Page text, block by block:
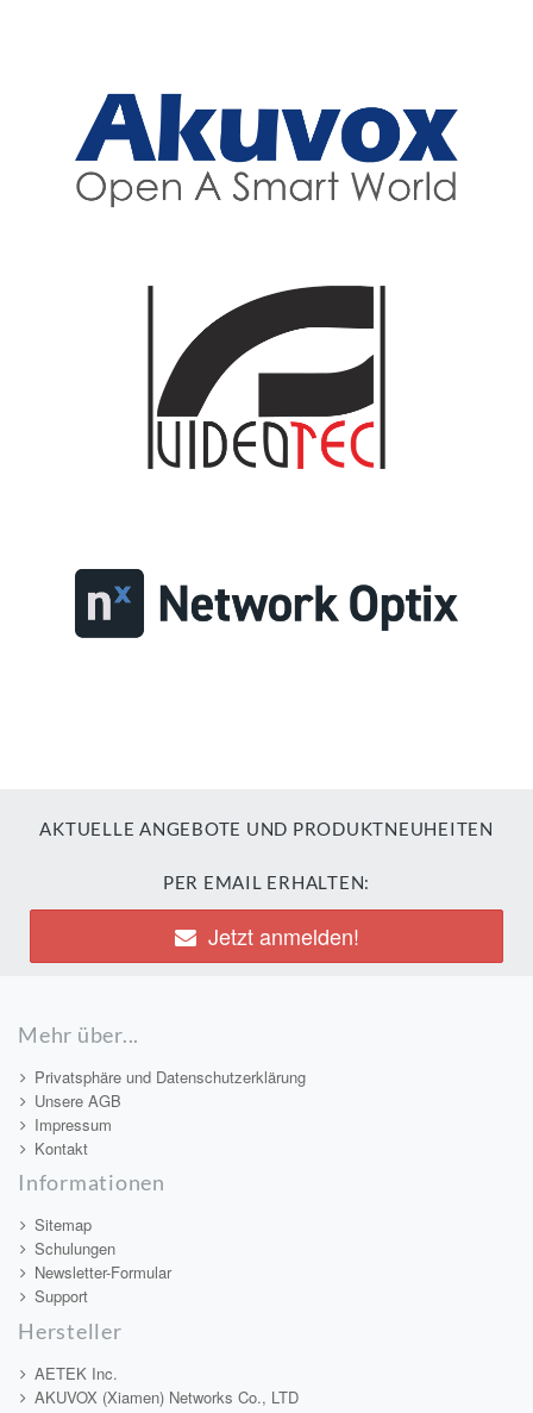
AKTUELLE ANGEBOTE UND PRODUKTNEUHEITEN
PER EMAIL ERHALTEN:
Jetzt anmelden!
Mehr über...
Privatsphäre und Datenschutzerklärung
Unsere AGB
Impressum
Kontakt
Informationen
Sitemap
Schulungen
Newsletter-Formular
Support
Hersteller
AETEK Inc.
AKUVOX (Xiamen) Networks Co., LTD